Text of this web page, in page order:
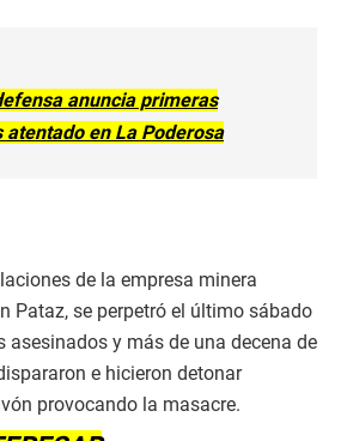
anuncia primeras
atentado en La Poderosa
de la empresa minera
Pataz, se perpetró el último sábado
asesinados y más de una decena de
e hicieron detonar
provocando la masacre.